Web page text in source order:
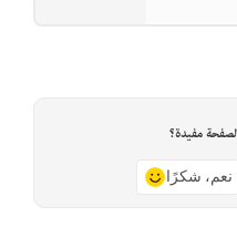
مفيدة؟
نعم، شكرًا